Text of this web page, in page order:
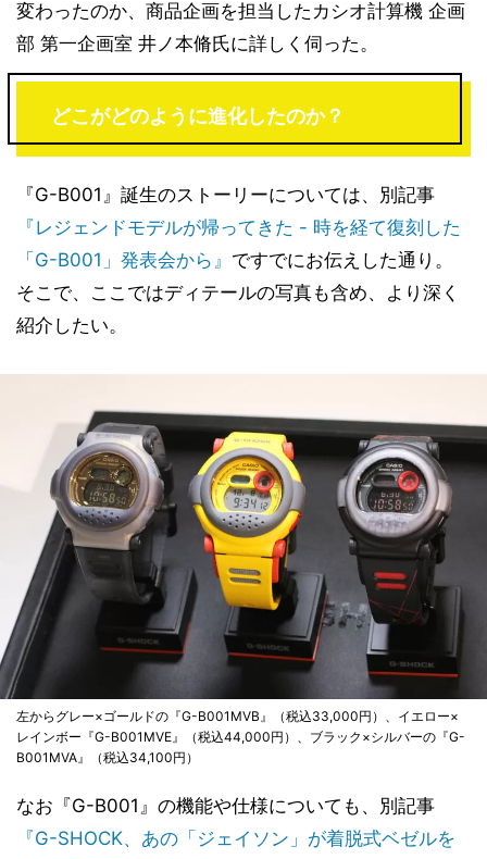
変わったのか、商品企画を担当したカシオ計算機 企画
部 第一企画室 井ノ本脩氏に詳しく伺った。
どこがどのように進化したのか？
『G-B001』誕生のストーリーについては、別記事
『レジェンドモデルが帰ってきた - 時を経て復刻した
「G-B001」発表会から』 ですでにお伝えした通り。
そこで、ここではディテールの写真も含め、より深く
紹介したい。
左からグレー×ゴールドの『G-B001MVB』（税込33,000円）、イエロー×
レインボー『G-B001MVE』（税込44,000円）、ブラック×シルバーの『G-
B001MVA』（税込34,100円）
なお『G-B001』の機能や仕様についても、別記事
『G-SHOCK、あの「ジェイソン」が着脱式ベゼルを